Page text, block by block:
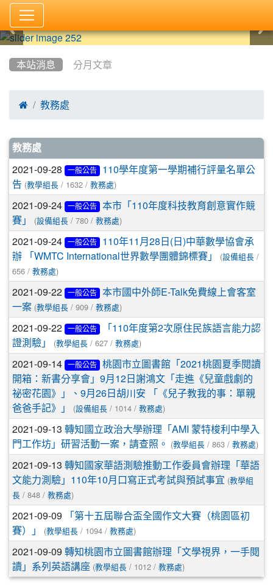
本站消息 分月文章
 教務處
文章列表
教務處
2021-09-28 一般公告
110學年度第一學期補行評量名單公
告 (教學組長 / 1632 / 教務處)
2021-09-24 一般公告
本市「110年度科技教育創意實作競
賽」
(設備組長 / 780 / 教務處)
2021-09-24 一般公告
110年11月28日(日)中華數學協會承
辦 「WMTC International世界數學團體錦標賽」
(設備組長 /
656 / 教務處)
2021-09-22 一般公告
本市國中外師E-Talk免費線上會客室
一案 (教學組長 / 909 / 教務處)
2021-09-22 一般公告
「110年度第2次原住民族語言能力認
證測驗」
(教學組長 / 627 / 教務處)
2021-09-14 一般公告
桃園市立圖書館「2021桃園夏季閱讀
開箱：新書分享會」9月12日謝鴻文「走進《兒童戲劇的
祕密花園》」、9月26日胡川安 「《兒子教我的事：單親
爸爸手記》」
(設備組長 / 1014 / 教務處)
2021-09-13 轉知國立政治大學辦理「AMI 蒙特梭利中學入
門工作坊」研習活動一案，請查照。
(教學組長 / 863 / 教務處)
2021-09-13 轉知國家華語測驗推動工作委員會辦理「華語
文能力測驗」110年10月口寫正式考試與預試事宜 (教學組
長 / 848 / 教務處)
2021-09-09
「第十五屆聯合盃全國作文大賽（桃園區初
賽）」
(教學組長 / 1094 / 教務處)
2021-09-09 轉知桃園市立圖書館辦理「文學視界，一手閱
讀」系列英語講座 (教學組長 / 1012 / 教務處)